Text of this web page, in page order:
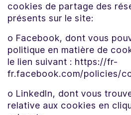
cookies de partage des
présents sur le site:
o Facebook, dont vous
politique en matière de
le lien suivant : https://fr-
fr.facebook.com/policies/
o LinkedIn, dont vous
relative aux cookies en